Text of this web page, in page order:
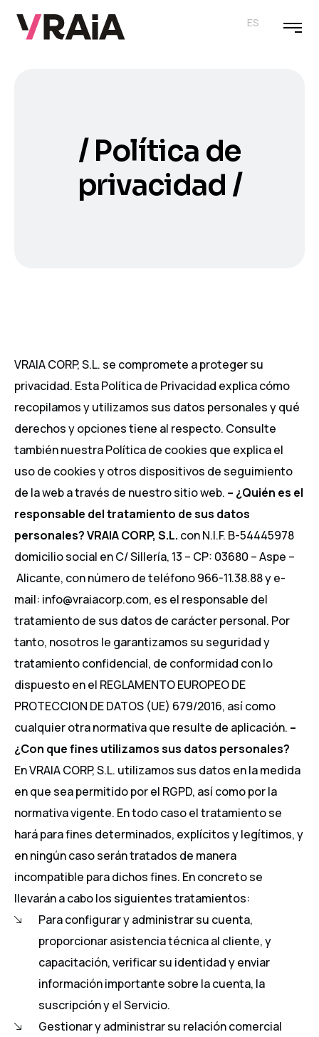
Política de
privacidad
VRAIA CORP, S.L. se compromete a proteger su
privacidad. Esta Política de Privacidad explica cómo
recopilamos y utilizamos sus datos personales y qué
derechos y opciones tiene al respecto. Consulte
también nuestra Política de cookies que explica el
uso de cookies y otros dispositivos de seguimiento
de la web a través de nuestro sitio web. – ¿Quién es el
responsable del tratamiento de sus datos
personales?VRAIA CORP, S.L. con N.I.F. B-54445978
domicilio social en C/ Sillería, 13 – CP: 03680 – Aspe –
Alicante, con número de teléfono 966-11.38.88 y e-
mail: info@vraiacorp.com, es el responsable del
tratamiento de sus datos de carácter personal. Por
tanto, nosotros le garantizamos su seguridad y
tratamiento confidencial, de conformidad con lo
dispuesto en el REGLAMENTO EUROPEO DE
PROTECCION DE DATOS (UE) 679/2016, así como
cualquier otra normativa que resulte de aplicación. –
¿Con que fines utilizamos sus datos personales?
En VRAIA CORP, S.L. utilizamos sus datos en la medida
en que sea permitido por el RGPD, así como por la
normativa vigente. En todo caso el tratamiento se
hará para fines determinados, explícitos y legítimos, y
en ningún caso serán tratados de manera
incompatible para dichos fines. En concreto se
llevarán a cabo los siguientes tratamientos:
Para configurar y administrar su cuenta,
proporcionar asistencia técnica al cliente, y
capacitación, verificar su identidad y enviar
información importante sobre la cuenta, la
suscripción y el Servicio.
Gestionar y administrar su relación comercial
ES